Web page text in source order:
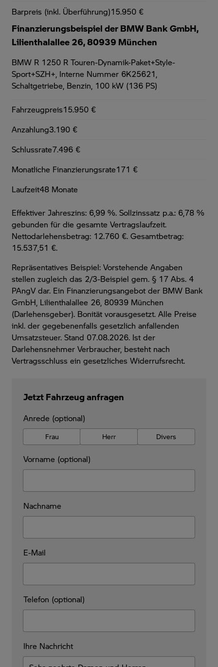
Barpreis (inkl. Überführung)15.950 €
Finanzierungsbeispiel der BMW Bank GmbH,
Lilienthalallee 26, 80939 München
BMW R 1250 R Touren-Dynamik-Paket+Style-
Sport+SZH+, Interne Nummer 6K25621,
Schaltgetriebe, Benzin, 100 kW (136 PS)
Fahrzeugpreis15.950 €
Anzahlung3.190 €
Schlussrate7.496 €
Monatliche Finanzierungsrate171 €
Laufzeit48 Monate
Effektiver Jahreszins: 6,99 %. Sollzinssatz p.a.: 6,78 %
gebunden für die gesamte Vertragslaufzeit.
Nettodarlehensbetrag: 12.760 €. Gesamtbetrag:
15.537,51 €.
Repräsentatives Beispiel: Vorstehende Angaben
stellen zugleich das 2/3-Beispiel gem. § 17 Abs. 4
PAngV dar. Ein Finanzierungsangebot der BMW Bank
GmbH, Lilienthalallee 26, 80939 München
(Darlehensgeber). Bonität vorausgesetzt. Alle Preise
inkl. der gegebenenfalls gesetzlich anfallenden
Umsatzsteuer. Stand 07.08.2026. Ist der
Darlehensnehmer Verbraucher, besteht nach
Vertragsschluss ein gesetzliches Widerrufsrecht.
Jetzt Fahrzeug anfragen
Anrede (optional)
Frau Herr Divers
Vorname (optional)
Nachname
E-Mail
Telefon (optional)
Ihre Nachricht